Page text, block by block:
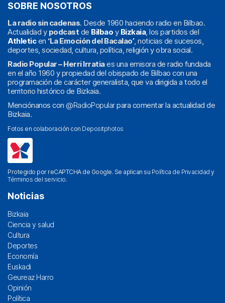
SOBRE NOSOTROS
La radio sin cadenas. Desde 1960 haciendo radio en Bilbao.
Actualidad y podcast de Bilbao y Bizkaia, los partidos del
Athleticen ‘La Emoción del Bacalao’, noticias de sucesos,
deportes, sociedad, cultura, política, religión y obra social.
Radio Popular – Herri Irratiaes una emisora de radio fundada
en el año 1960 y propiedad del obispado de Bilbao con una
programación de carácter generalista, que va dirigida a todo el
territorio histórico de Bizkaia.
Menciónanos con @RadioPopularpara comentar la actualidad de
Bizkaia.
Fotos en colaboración con Depositphotos
Protegido por reCAPTCHA de Google. Se aplican su Política de Privacidad y
Términos del servicio.
Noticias
Bizkaia
Ciencia y salud
Cultura
Deportes
Economía
Euskadi
Geureaz Harro
Opinión
Política